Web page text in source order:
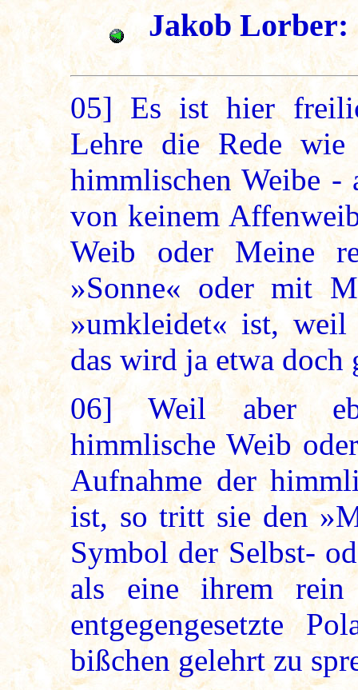
Jakob Lorber:
05] Es ist hier
Lehre die Rede wie
himmlischen Weibe
von keinem
Weib oder Meine
»Sonne« oder mit
»umkleidet« ist,
das wird ja etwa doch
06] Weil aber
himmlische Weib
Aufnahme der
ist, so tritt sie den
Symbol der Selbst-
als eine ihrem rein
entgegengesetzte
bißchen gelehrt zu